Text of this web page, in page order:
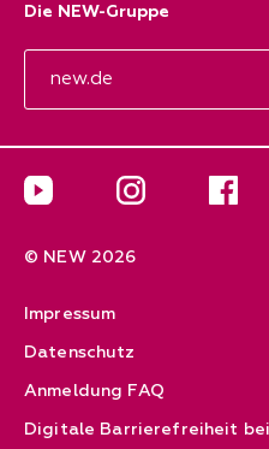
Die NEW-Gruppe
new.de
© NEW 2026
YouTube Instagram
Impressum
Datenschutz
Anmeldung FAQ
Digitale Barrierefreiheit bei